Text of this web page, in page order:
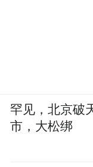
罕见，北京破
市，大松绑